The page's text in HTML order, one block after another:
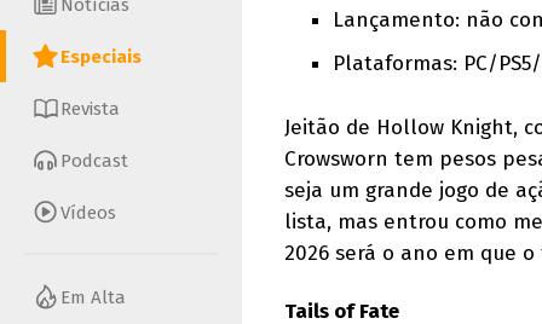
Especiais
Revista
Podcast
Vídeos
Em Alta
Lançamento: não
Plataformas: PC/
Jeitão de Hollow Knight,
Crowsworn tem pesos
seja um grande jogo de
lista, mas entrou como
2026 será o ano em que
Tails of Fate